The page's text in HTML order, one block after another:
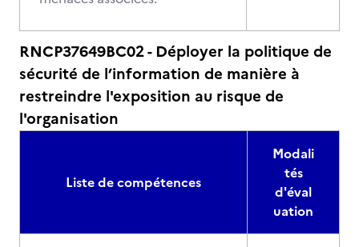
RNCP37649BC02 - Déployer la politique de
sécurité de l’information de manière à
restreindre l'exposition au risque de
l'organisation
Liste de compétences
Modali
tés
d'éval
uation